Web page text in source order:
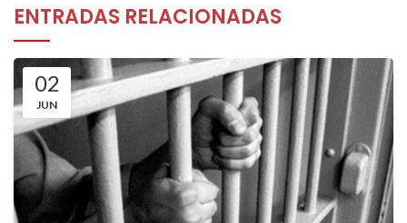
ENTRADAS RELACIONADAS
02
JUN